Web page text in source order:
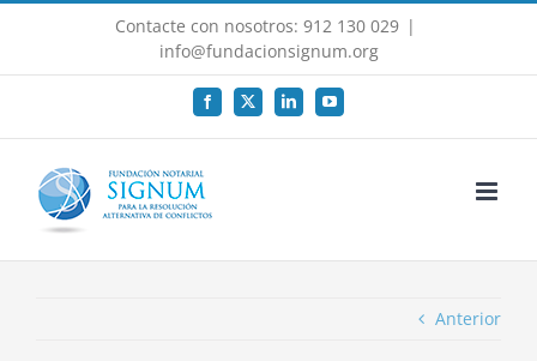
Saltar
Contacte con nosotros: 912 130 029 |
info@fundacionsignum.org
Facebook
X LinkedInYouTube
Anterior